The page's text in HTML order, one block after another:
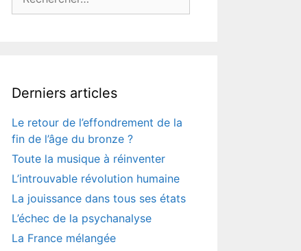
Derniers articles
Le retour de l’effondrement de la
fin de l’âge du bronze ?
Toute la musique à réinventer
L’introuvable révolution humaine
La jouissance dans tous ses états
L’échec de la psychanalyse
La France mélangée